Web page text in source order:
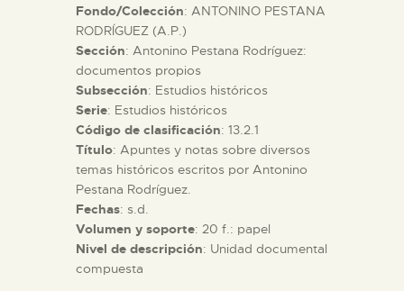
█
EL MUSEO
COLECCIONES
DIDÁCTICA
ESPAÑOL
Fondo/Colección: ANTONINO PESTANA
RODRÍGUEZ (A.P.)
Sección: Antonino Pestana Rodríguez:
documentos propios
Subsección: Estudios históricos
Serie: Estudios históricos
Código de clasificación: 13.2.1
Título: Apuntes y notas sobre diversos
temas históricos escritos por Antonino
Pestana Rodríguez.
Fechas: s.d.
Volumen y soporte: 20 f.: papel
Nivel de descripción: Unidad documental
compuesta